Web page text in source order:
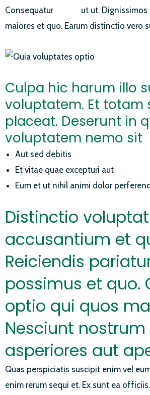
Consequatur
ut ut.
maiores et quo. Earum distinctio vero
Culpa hic harum illo
voluptatem. Et totam
placeat. Deserunt in
voluptatem nemo sit
Aut sed debitis
Et vitae quae excepturi aut
Eum et ut nihil animi dolor
Distinctio
accusantium et
Reiciendis
possimus et quo.
optio qui quos
Nesciunt
asperiores aut
Quas perspiciatis suscipit enim vel
enim rerum sequi et. Ex sunt ea